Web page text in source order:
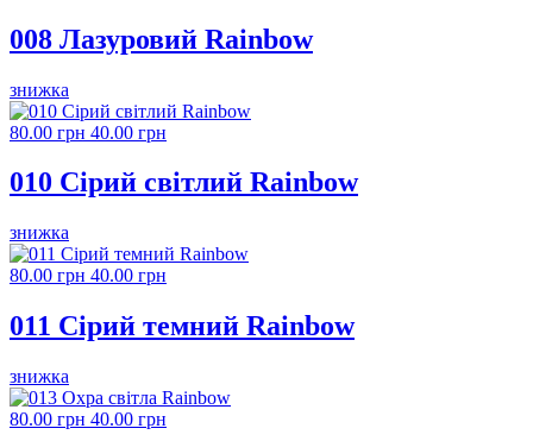
008 Лазуровий Rainbow
знижка
80.00 грн 40.00 грн
010 Сірий світлий Rainbow
знижка
80.00 грн 40.00 грн
011 Сірий темний Rainbow
знижка
80.00 грн 40.00 грн